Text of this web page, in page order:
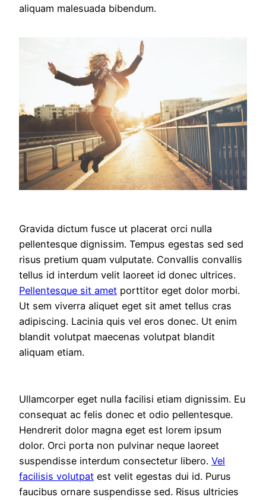
aliquam malesuada bibendum.
Gravida dictum fusce ut placerat orci nulla
pellentesque dignissim. Tempus egestas sed sed
risus pretium quam vulputate. Convallis convallis
tellus id interdum velit laoreet id donec ultrices.
Pellentesque sit amet porttitor eget dolor morbi.
Ut sem viverra aliquet eget sit amet tellus cras
adipiscing. Lacinia quis vel eros donec. Ut enim
blandit volutpat maecenas volutpat blandit
aliquam etiam.
Ullamcorper eget nulla facilisi etiam dignissim. Eu
consequat ac felis donec et odio pellentesque.
Hendrerit dolor magna eget est lorem ipsum
dolor. Orci porta non pulvinar neque laoreet
suspendisse interdum consectetur libero. Vel
facilisis volutpat est velit egestas dui id. Purus
faucibus ornare suspendisse sed. Risus ultricies